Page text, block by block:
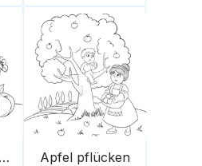
Früchte und Marmeladenglas Apfel pflücken